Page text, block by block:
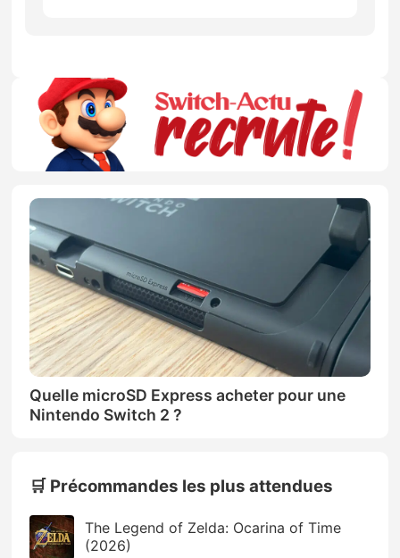
Quelle microSD Express acheter pour une
Nintendo Switch 2 ?
🛒 Précommandes les plus attendues
The Legend of Zelda: Ocarina of Time
(2026)